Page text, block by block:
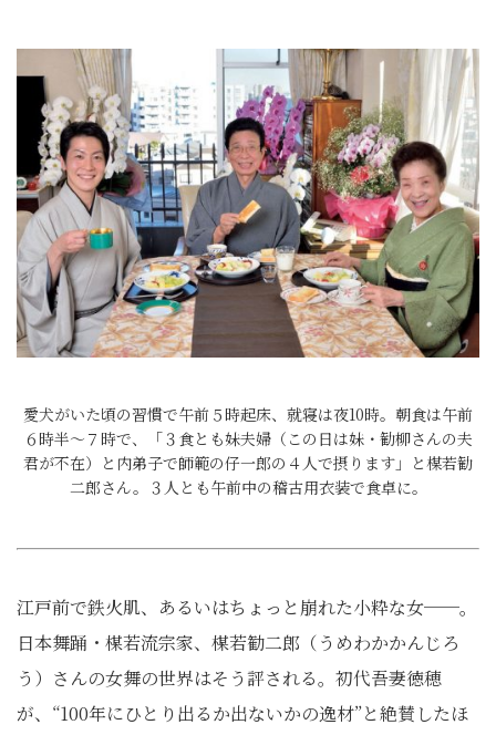
愛犬がいた頃の習慣で午前５時起床、就寝は夜10時。朝食は午前
６時半～７時で、「３食とも妹夫婦（この日は妹・勧柳さんの夫
君が不在）と内弟子で師範の仔一郎の４人で摂ります」と楳若勧
二郎さん。３人とも午前中の稽古用衣装で食卓に。
江戸前で鉄火肌、あるいはちょっと崩れた小粋な女──。
日本舞踊・楳若流宗家、楳若勧二郎（うめわかかんじろ
う）さんの女舞の世界はそう評される。初代吾妻徳穂
が、“100年にひとり出るか出ないかの逸材”と絶賛したほ